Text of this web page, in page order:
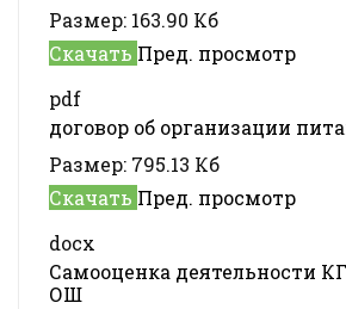
Размер: 163.90 Кб
Скачать Пред. просмотр
pdf
договор об организации
Размер: 795.13 Кб
Скачать Пред. просмотр
docx
Самооценка деятельности
ОШ